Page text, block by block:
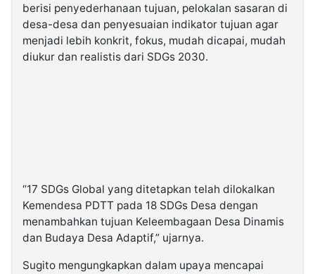
berisi penyederhanaan tujuan, pelokalan sasaran di
desa-desa dan penyesuaian indikator tujuan agar
menjadi lebih konkrit, fokus, mudah dicapai, mudah
diukur dan realistis dari SDGs 2030.
“17 SDGs Global yang ditetapkan telah dilokalkan
Kemendesa PDTT pada 18 SDGs Desa dengan
menambahkan tujuan Keleembagaan Desa Dinamis
dan Budaya Desa Adaptif,” ujarnya.
Sugito mengungkapkan dalam upaya mencapai